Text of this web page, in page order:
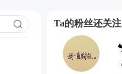
Ta的粉丝还关注